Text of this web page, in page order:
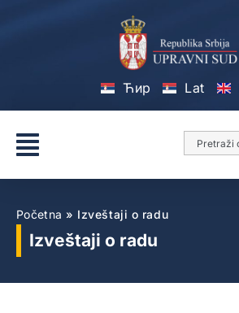
Ћир Lat
Početna » Izveštaji o radu
Izveštaji o radu